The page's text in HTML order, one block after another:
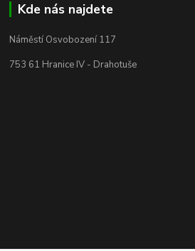
Kde nás najdete
Náměstí Osvobození 117
753 61 Hranice IV - Drahotuše